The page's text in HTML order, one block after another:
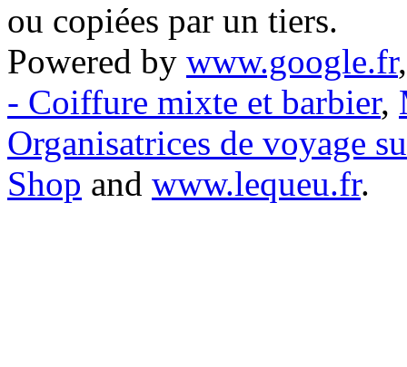
ou copiées par un tiers.
Powered by www.google.fr
- Coiffure mixte et barbier,
Organisatrices de voyage
Shop and www.lequeu.fr.